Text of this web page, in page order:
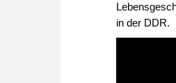
in der DDR.